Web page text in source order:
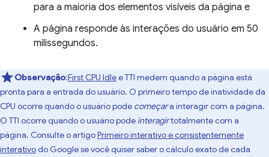
para a maioria dos elementos visíveis da página e
A página responde às interações do usuário em 50
milissegundos.
Observação:First CPU Idlee TTI medem quando a página está
pronta para a entrada do usuário. O primeiro tempo de inatividade da
CPU ocorre quando o usuário pode começara interagir com a página.
O TTI ocorre quando o usuário pode interagirtotalmente com a
página. Consulte o artigoPrimeiro interativo e consistentemente
interativodo Google se você quiser saber o cálculo exato de cada